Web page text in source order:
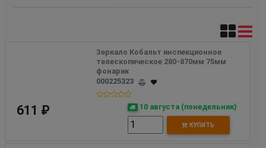
Зеркало Кобальт инспекционное
телескопическое 280-870мм 75мм
фонарик
000225323
611 ₽ 10 августа (понедельник)
КУПИТЬ